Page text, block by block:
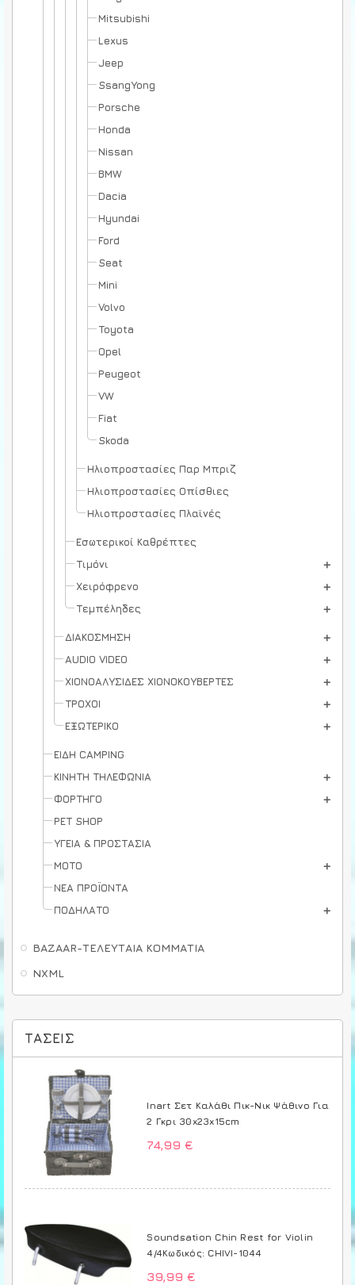
Mitsubishi
Lexus
Jeep
SsangYong
Porsche
Honda
Nissan
BMW
Dacia
Hyundai
Ford
Seat
Mini
Volvo
Toyota
Opel
Peugeot
VW
Fiat
Skoda
Ηλιοπροστασίες Παρ Μπριζ
Ηλιοπροστασίες Οπίσθιες
Ηλιοπροστασίες Πλαϊνές
Εσωτερικοί Καθρέπτες
Τιμόνι
Χειρόφρενο
Τεμπέληδες
ΔΙΑΚΟΣΜΗΣΗ
AUDIO VIDEO
ΧΙΟΝΟΑΛΥΣΙΔΕΣ ΧΙΟΝΟΚΟΥΒΕΡΤΕΣ
ΤΡΟΧΟΙ
ΕΞΩΤΕΡΙΚΟ
ΕΙΔΗ CAMPING
ΚΙΝΗΤΗ ΤΗΛΕΦΩΝΙΑ
ΦΟΡΤΗΓΟ
PET SHOP
ΥΓΕΙΑ & ΠΡΟΣΤΑΣΙΑ
ΜΟΤΟ
ΝΕΑ ΠΡΟΪΟΝΤΑ
ΠΟΔΗΛΑΤΟ
BAZAAR-ΤΕΛΕΥΤΑΙΑ ΚΟΜΜΑΤΙΑ
NXML
ΤΆΣΕΙΣ
Inart Σετ Καλάθι Πικ-Νικ Ψάθινο Για
2 Γκρι 30x23x15cm
74,99 €
Soundsation Chin Rest for Violin
4/4Κωδικός: CHIVI-1044
39,99 €